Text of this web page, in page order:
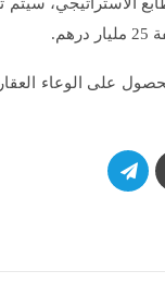
والتحديث والحصول